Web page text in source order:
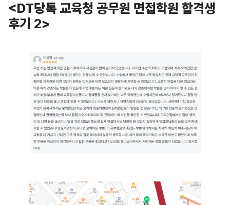
<DT당톡 교육청 공무원 면접학원 합격생
후기 2>